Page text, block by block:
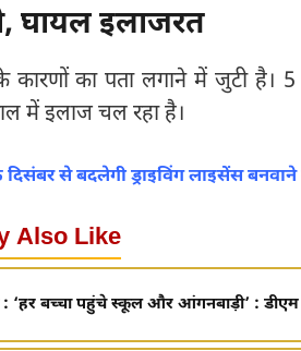
घायल इलाजरत
का पता लगाने में जुटी है। 5
में इलाज चल रहा है।
से बदलेगी ड्राइविंग लाइसेंस
Also Like
: ‘हर बच्चा पहुंचे स्कूल और आंगनबाड़ी’ :